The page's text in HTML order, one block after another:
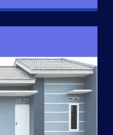
subsidi hanya 100